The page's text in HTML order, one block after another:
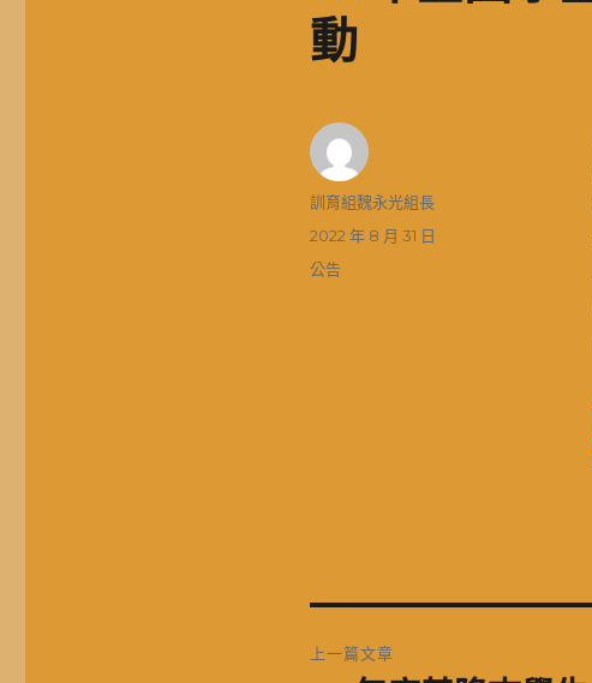
動
作
訓育組魏永光組長
發
佈
2022 年 8 月 31 日
分
公告
上一篇文章